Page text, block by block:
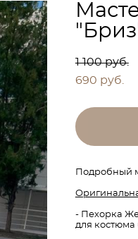
1 100 pуб.
690 pуб.
Подробный
- Пехорка
для костюма